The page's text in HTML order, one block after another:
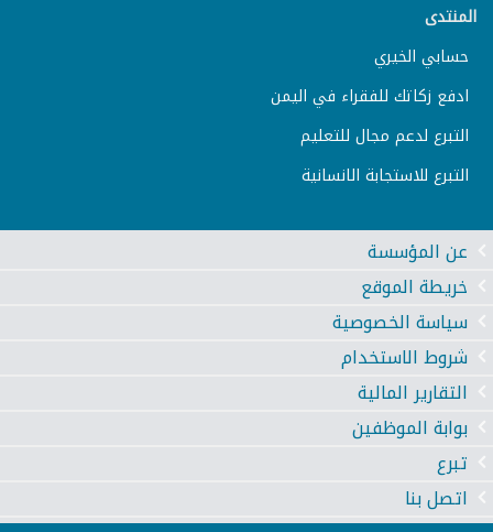
المنتدى
حسابي الخيري
ادفع زكاتك للفقراء في اليمن
التبرع لدعم مجال للتعليم
التبرع للاستجابة الانسانية
عن المؤسسة
خريطة الموقع
سياسة الخصوصية
شروط الاستخدام
التقارير المالية
بوابة الموظفين
تبرع
اتصل بنا